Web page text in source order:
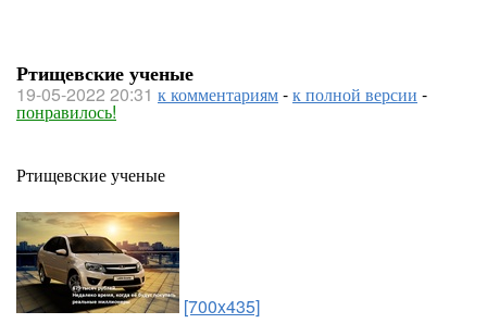
Ртищевские ученые
19-05-2022 20:31 к комментариям-к полной версии -
понравилось!
Ртищевские ученые
[700x435]